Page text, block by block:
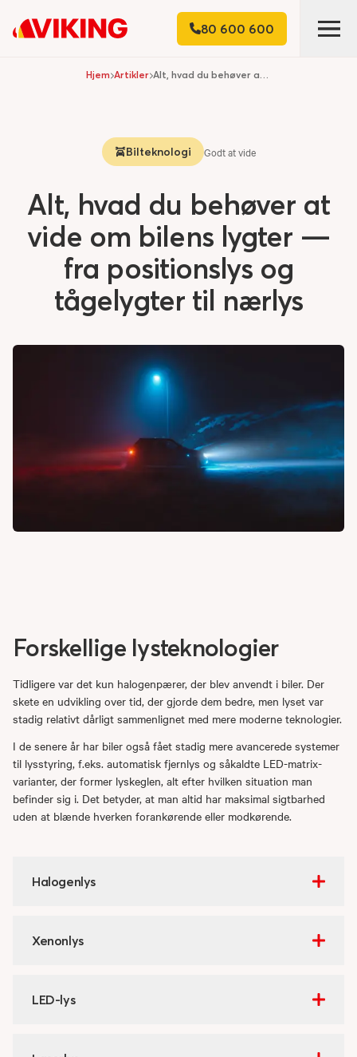
80 600 600
Hjem Artikler Alt, hvad du behøver at vide om bilens lygter — fra positionslys og tågelygter til nærlys
Bilteknologi Godt at vide
Alt, hvad du behøver at
vide om bilens lygter —
fra positionslys og
tågelygter til nærlys
Forskellige lysteknologier
Tidligere var det kun halogenpærer, der blev anvendt i biler. Der
skete en udvikling over tid, der gjorde dem bedre, men lyset var
stadig relativt dårligt sammenlignet med mere moderne teknologier.
I de senere år har biler også fået stadig mere avancerede systemer
til lysstyring, f.eks. automatisk fjernlys og såkaldte LED-matrix-
varianter, der former lyskeglen, alt efter hvilken situation man
befinder sig i. Det betyder, at man altid har maksimal sigtbarhed
uden at blænde hverken forankørende eller modkørende.
Halogenlys
Xenonlys
LED-lys